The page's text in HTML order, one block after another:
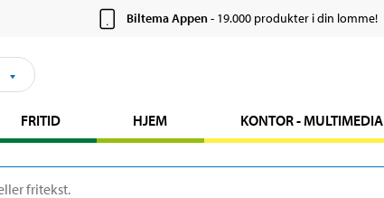
Biltema Appen- 19.000 produkter i din lomme!
FRITID HJEM KONTOR - MULTIMEDIA